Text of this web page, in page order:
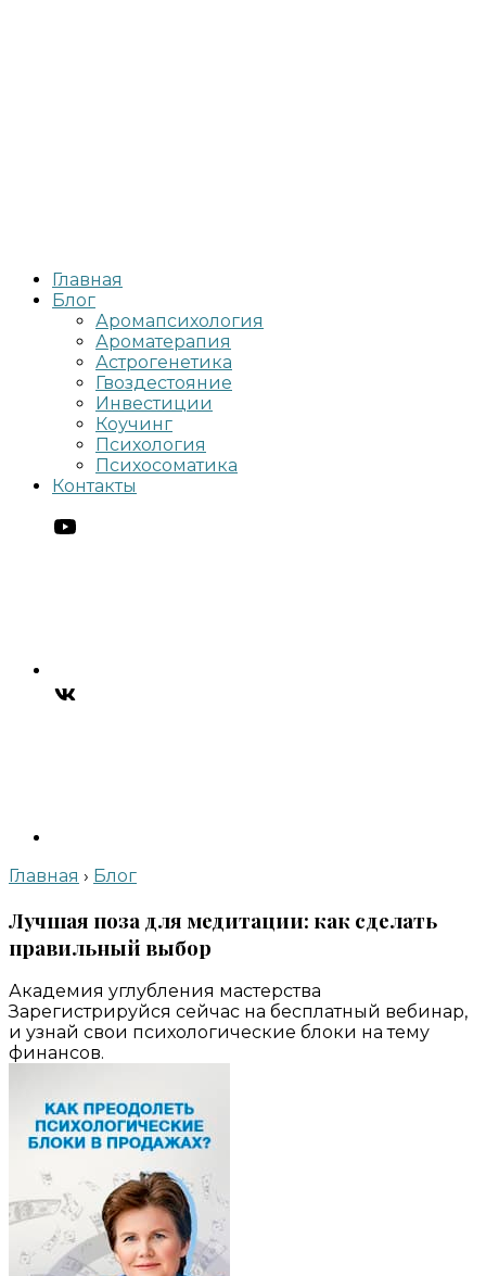
Главная
Блог
Аромапсихология
Ароматерапия
Астрогенетика
Гвоздестояние
Инвестиции
Коучинг
Психология
Психосоматика
Контакты
Главная › Блог
Лучшая поза для медитации: как сделать
правильный выбор
Академия углубления мастерства
Зарегистрируйся сейчас на бесплатный вебинар,
и узнай свои психологические блоки на тему
финансов.